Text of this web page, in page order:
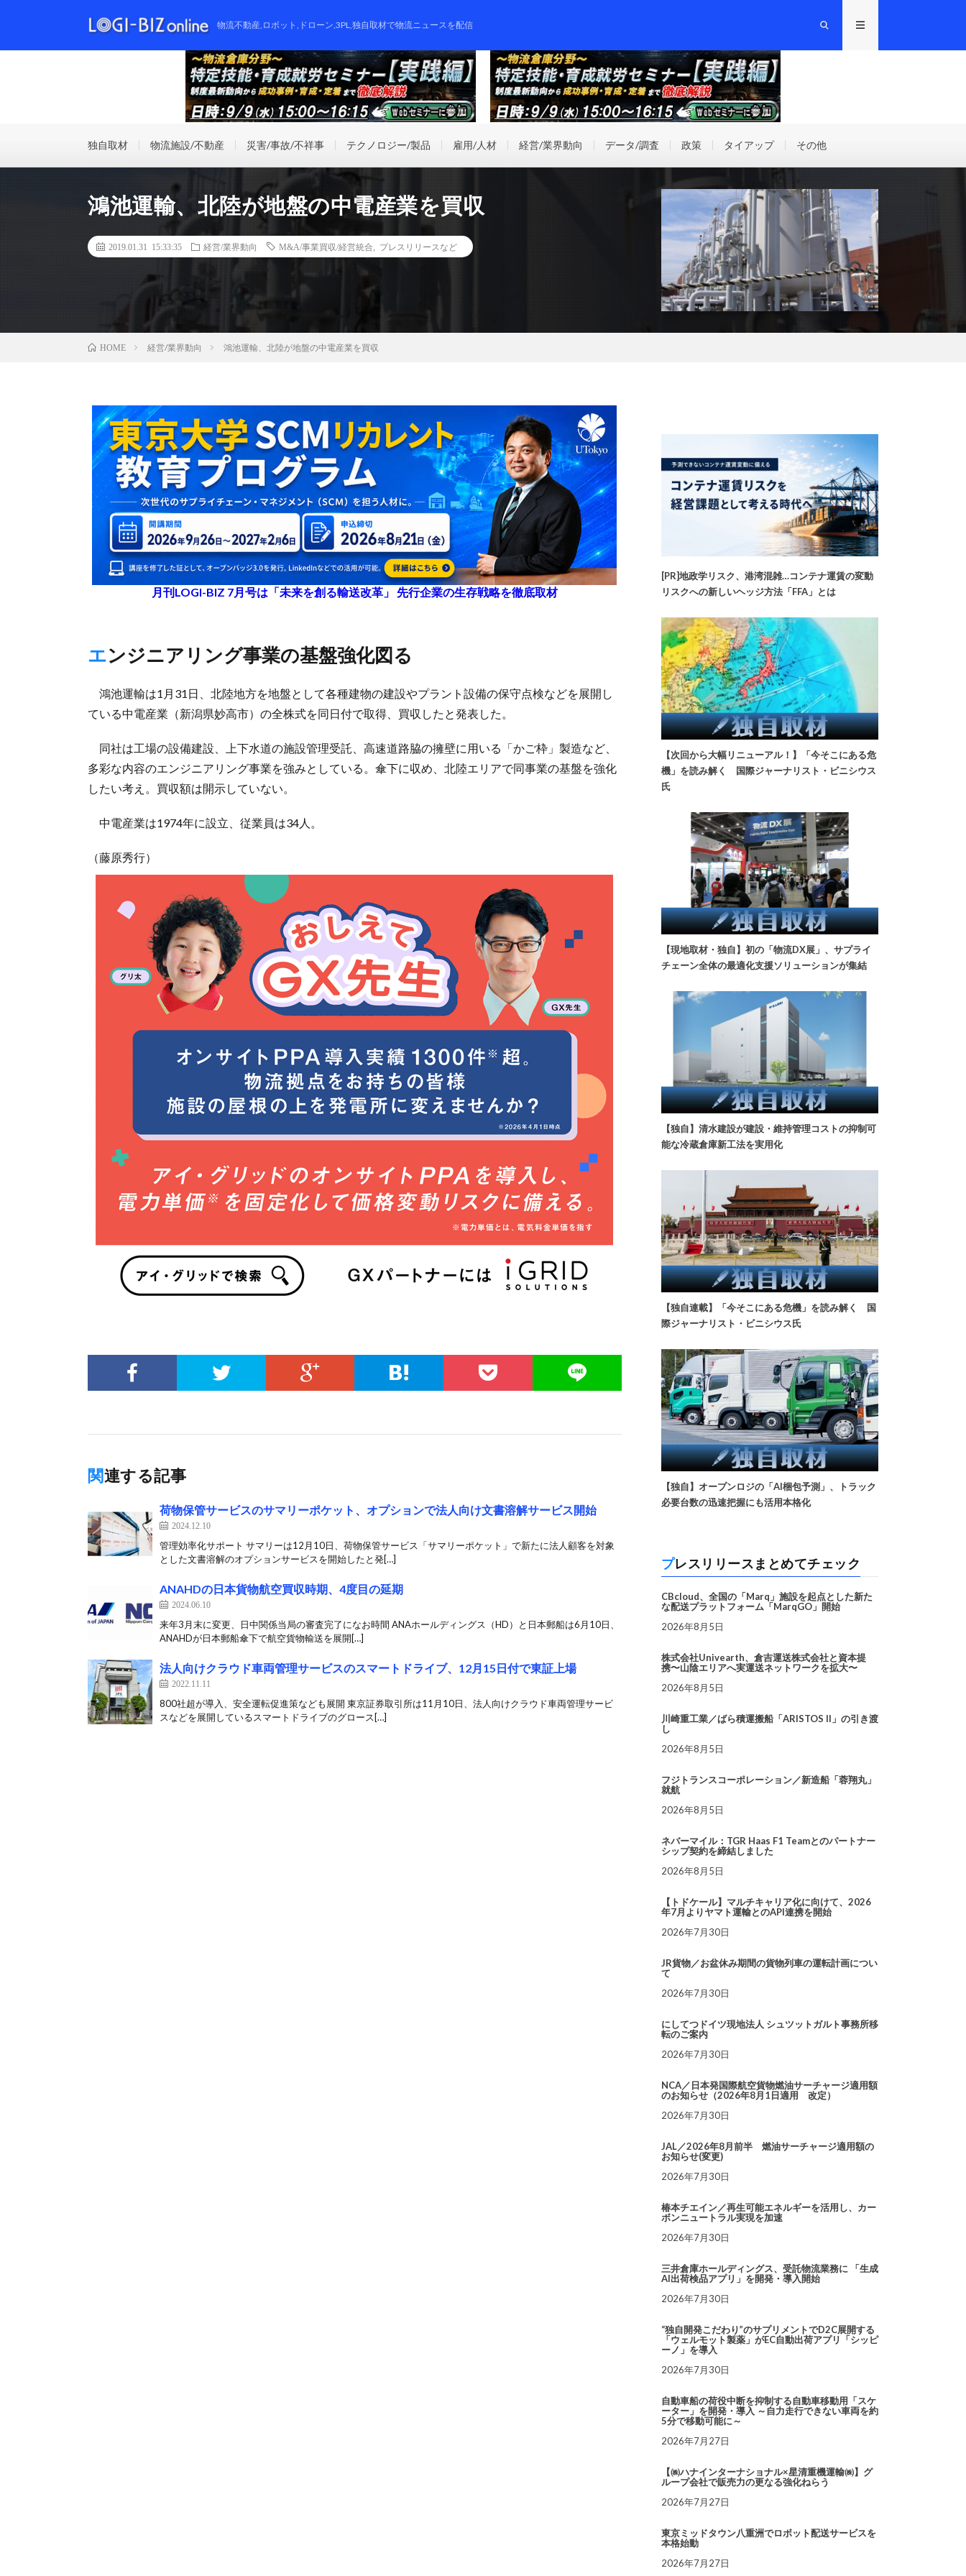
物流不動産,ロボット,ドローン,3PL,独自取材で物流ニュースを配信
独自取材 物流施設/不動産 災害/事故/不祥事 テクノロジー/製品 雇用/人材 経営/業界動向 データ/調査 政策 タイアップ その他
鴻池運輸、北陸が地盤の中電産業を買収
2019.01.31 15:33:35 経営/業界動向 M&A/事業買収/経営統合 プレスリリースなど
HOME 経営/業界動向 鴻池運輸、北陸が地盤の中電産業を買収
月刊LOGI-BIZ 7月号は「未来を創る輸送改革」 先行企業の生存戦略を徹底取材
エンジニアリング事業の基盤強化図る
鴻池運輸は1月31日、北陸地方を地盤として各種建物の建設やプラント設備の保守点検などを展開し
ている中電産業（新潟県妙高市）の全株式を同日付で取得、買収したと発表した。
同社は工場の設備建設、上下水道の施設管理受託、高速道路脇の擁壁に用いる「かご枠」製造など、
多彩な内容のエンジニアリング事業を強みとしている。傘下に収め、北陸エリアで同事業の基盤を強化
したい考え。買収額は開示していない。
中電産業は1974年に設立、従業員は34人。
（藤原秀行）
関連する記事
荷物保管サービスのサマリーポケット、オプションで法人向け文書溶解サービス開始
2024.12.10
管理効率化サポート サマリーは12月10日、荷物保管サービス「サマリーポケット」で新たに法人顧客を対象
とした文書溶解のオプションサービスを開始したと発[…]
ANAHDの日本貨物航空買収時期、4度目の延期
2024.06.10
来年3月末に変更、日中関係当局の審査完了になお時間 ANAホールディングス（HD）と日本郵船は6月10日、
ANAHDが日本郵船傘下で航空貨物輸送を展開[…]
法人向けクラウド車両管理サービスのスマートドライブ、12月15日付で東証上場
2022.11.11
800社超が導入、安全運転促進策なども展開 東京証券取引所は11月10日、法人向けクラウド車両管理サービ
スなどを展開しているスマートドライブのグロース[…]
[PR]地政学リスク、港湾混雑…コンテナ運賃の変動
リスクへの新しいヘッジ方法「FFA」とは
【次回から大幅リニューアル！】「今そこにある危
機」を読み解く 国際ジャーナリスト・ビニシウス
氏
【現地取材・独自】初の「物流DX展」、サプライ
チェーン全体の最適化支援ソリューションが集結
【独自】清水建設が建設・維持管理コストの抑制可
能な冷蔵倉庫新工法を実用化
【独自連載】「今そこにある危機」を読み解く 国
際ジャーナリスト・ビニシウス氏
【独自】オープンロジの「AI梱包予測」、トラック
必要台数の迅速把握にも活用本格化
プレスリリースまとめてチェック
CBcloud、全国の「Marq」施設を起点とした新た
な配送プラットフォーム「MarqGO」開始
2026年8月5日
株式会社Univearth、倉吉運送株式会社と資本提
携〜山陰エリアへ実運送ネットワークを拡大〜
2026年8月5日
川崎重工業／ばら積運搬船「ARISTOS II」の引き渡
し
2026年8月5日
フジトランスコーポレーション／新造船「蓉翔丸」
就航
2026年8月5日
ネバーマイル：TGR Haas F1 Teamとのパートナー
シップ契約を締結しました
2026年8月5日
【トドケール】マルチキャリア化に向けて、2026
年7月よりヤマト運輸とのAPI連携を開始
2026年7月30日
JR貨物／お盆休み期間の貨物列車の運転計画につい
て
2026年7月30日
にしてつドイツ現地法人 シュツットガルト事務所移
転のご案内
2026年7月30日
NCA／日本発国際航空貨物燃油サーチャージ適用額
のお知らせ（2026年8月1日適用 改定）
2026年7月30日
JAL／2026年8月前半 燃油サーチャージ適用額の
お知らせ(変更)
2026年7月30日
椿本チエイン／再生可能エネルギーを活用し、カー
ボンニュートラル実現を加速
2026年7月30日
三井倉庫ホールディングス、受託物流業務に 「生成
AI出荷検品アプリ」を開発・導入開始
2026年7月30日
“独自開発こだわり”のサプリメントでD2C展開する
「ウェルモット製薬」がEC自動出荷アプリ「シッピ
ーノ」を導入
2026年7月30日
自動車船の荷役中断を抑制する自動車移動用「スケ
ーター」を開発・導入 ～自力走行できない車両を約
5分で移動可能に～
2026年7月27日
【㈱ハナインターナショナル×星清重機運輸㈱】グ
ループ会社で販売力の更なる強化ねらう
2026年7月27日
東京ミッドタウン八重洲でロボット配送サービスを
本格始動
2026年7月27日